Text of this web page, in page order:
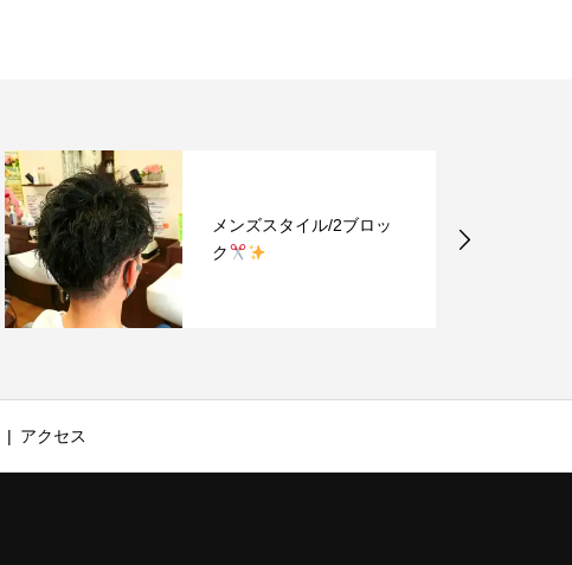
メンズスタイル/2ブロッ
ク
アクセス